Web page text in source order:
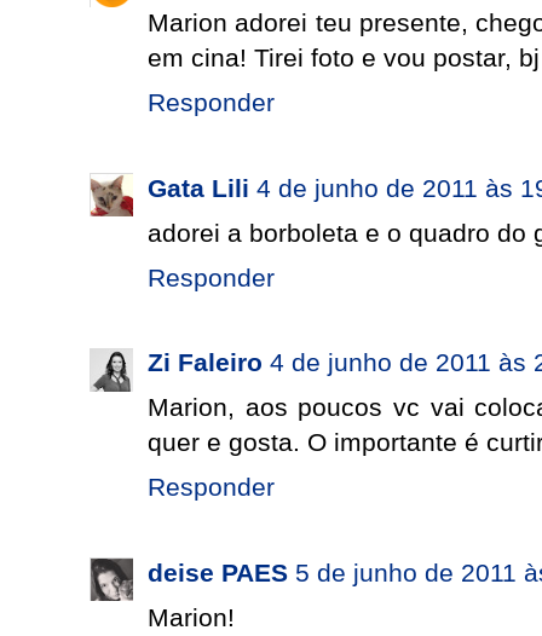
Marion adorei teu presente,
em cina! Tirei foto e vou postar,
Responder
Gata Lili 4 de junho de 2011 às
adorei a borboleta e o quadro do
Responder
Zi Faleiro 4 de junho de 2011 às
Marion, aos poucos vc vai
quer e gosta. O importante é
Responder
deise PAES 5 de junho de 2011
Marion!